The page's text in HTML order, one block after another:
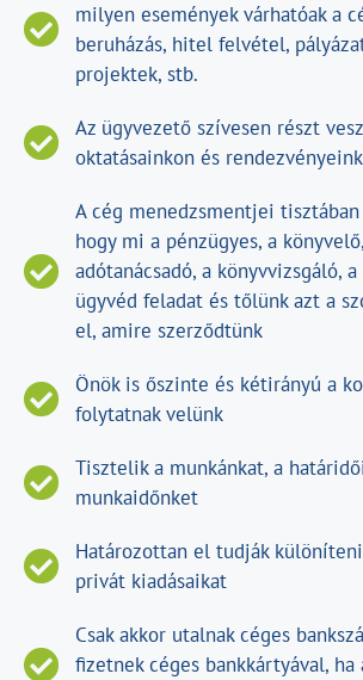
milyen események várhatóak a
beruházás, hitel felvétel,
projektek, stb.
Az ügyvezető szívesen részt
oktatásainkon és
A cég menedzsmentjei tisztában
hogy mi a pénzügyes, a
adótanácsadó, a könyvvizsgáló,
ügyvéd feladat és tőlünk azt a
el, amire szerződtünk
Önök is őszinte és kétirányú a
folytatnak velünk
Tisztelik a munkánkat, a
munkaidőnket
Határozottan el tudják
privát kiadásaikat
Csak akkor utalnak céges
fizetnek céges bankkártyával, ha